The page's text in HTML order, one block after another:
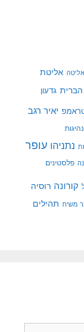
אליטה אליטת
גדעון
יאיר רגב
נתניהו עופר
פלסטינים
קורונה רוסיה
משיח תהילים